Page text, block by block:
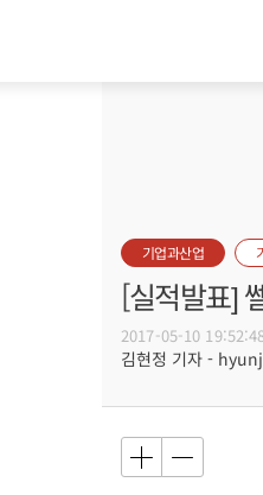
기업과산업
[실적발표]
2017-05-10
김현정 기자 -